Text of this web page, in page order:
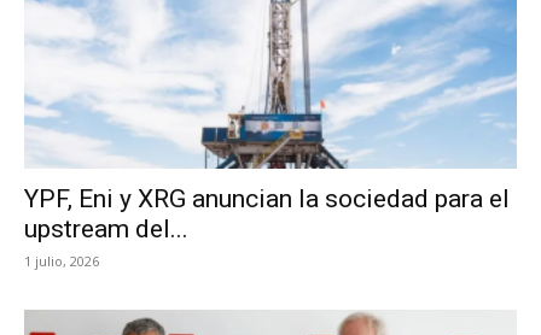
YPF, Eni y XRG anuncian la sociedad para el
upstream del...
1 julio, 2026